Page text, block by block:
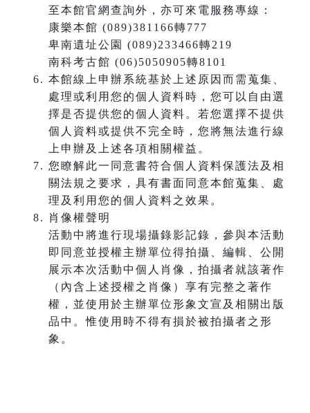
至本館官網查詢外，亦可來電服務專線：
康樂本館 (089)381166轉777
卑南遺址公園 (089)233466轉219
南科考古館 (06)5050905轉8101
本館線上申辦系統基於上述原因而需蒐集、
處理或利用您的個人資料時，您可以自由選
擇是否提供您的個人資料。若您選擇不提供
個人資料或提供不完全時，您將無法進行線
上申辦及上述各項相關權益。
您瞭解此一同意書符合個人資料保護法及相
關法規之要求，具有書面同意本館蒐集、處
理及利用您的個人資料之效果。
肖像權聲明
活動中將進行現場攝錄影記錄，參與本活動
即同意並授權主辦單位得拍攝、編輯、公開
展示本次活動中個人肖像，拍攝者就該著作
（內含上述授權之肖像）享有完整之著作
權，並使用於主辦單位形象文宣及相關出版
品中。惟使用時不得有損於被拍攝者之形
象。